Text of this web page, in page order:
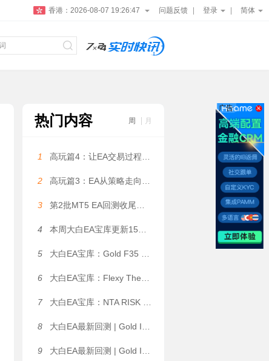
香港： 2026-08-07 19:26:48 问题反馈 登录 简体
热门内容 周 月
1 高玩篇4：让EA交易过程更可控——大白科普
2 高玩篇3：EA从策略走向系统——大白科普
3 第2批MT5 EA回测收尾，5个月利润131万美金是数据拟合吗？
4 本周大白EA宝库更新15款EA（上篇）
5 大白EA宝库：Gold F35 EA｜动态网格量化系统，1.2 倍温和加仓，固定 / 自适应网格间距双模式自由切换 MT4 EA
6 大白EA宝库：Flexy The Dragon EA｜静态网格 / ATR 动态网格双架构自由切换，单 K 线单层开仓限制，抑制无序加仓 MT4 EA
7 大白EA宝库：NTA RISK EA｜全品种通用趋势量化，MTF 五周期共振 EMA 矩阵，剥头皮 & 波段两用 MT4 EA
8 大白EA最新回测 | Gold ISIS MT4_fix [Backtest-Low-3_strategies__1] EA 2026年回测利润达32.46USD，胜率75.00%
9 大白EA最新回测 | Gold ISIS MT4_fix [Live_Signal_-_MT4] EA 2026年回测利润达32.46USD，胜率75.00%
广告